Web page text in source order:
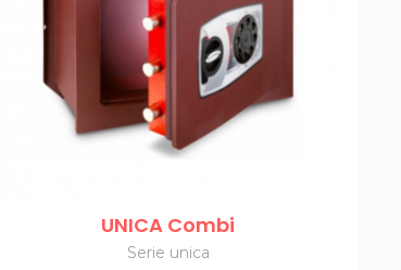
UNICA Combi
Serie unica